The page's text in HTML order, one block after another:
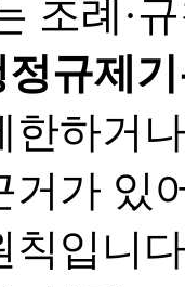
조례·
규제
한하거
거가 있
칙입니